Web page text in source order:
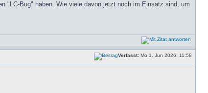
"LC-Bug" haben. Wie viele davon jetzt noch im Einsatz sind, um
Verfasst: Mo 1. Jun 2026, 11:58